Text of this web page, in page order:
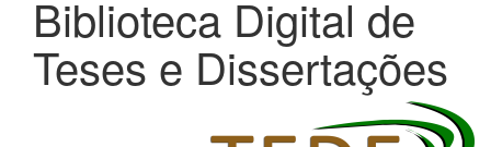
Biblioteca Digital de
Teses e Dissertações